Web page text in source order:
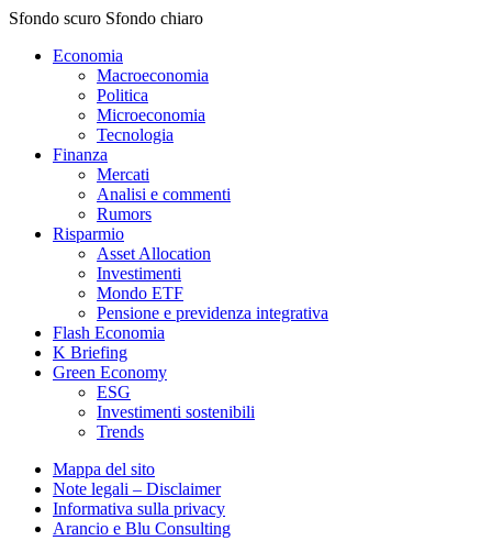
Sfondo scuro Sfondo chiaro
Economia
Macroeconomia
Politica
Microeconomia
Tecnologia
Finanza
Mercati
Analisi e commenti
Rumors
Risparmio
Asset Allocation
Investimenti
Mondo ETF
Pensione e previdenza integrativa
Flash Economia
K Briefing
Green Economy
ESG
Investimenti sostenibili
Trends
Mappa del sito
Note legali – Disclaimer
Informativa sulla privacy
Arancio e Blu Consulting